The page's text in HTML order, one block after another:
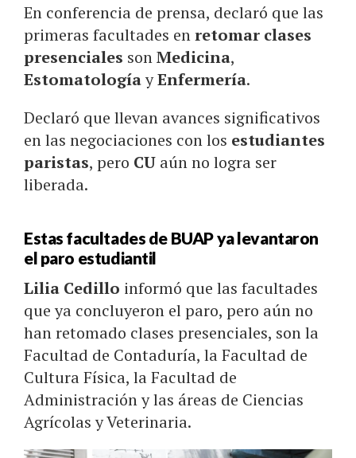
En conferencia de prensa, declaró que las
primeras facultades enretomar clases
presenciales sonMedicina,
EstomatologíayEnfermería.
Declaró que llevan avances significativos
en las negociaciones con los estudiantes
paristas, pero CU aún no logra ser
liberada.
Estas facultades de BUAP ya levantaron
el paro estudiantil
Lilia Cedillo informó que las facultades
que ya concluyeron el paro, pero aún no
han retomado clases presenciales, son la
Facultad de Contaduría, la Facultad de
Cultura Física, la Facultad de
Administración y las áreas de Ciencias
Agrícolas y Veterinaria.